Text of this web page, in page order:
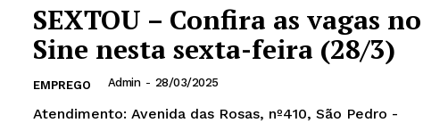
SEXTOU – Confira as vagas no
Sine nesta sexta-feira (28/3)
EMPREGO Admin - 28/03/2025
Atendimento: Avenida das Rosas, nº410, São Pedro -